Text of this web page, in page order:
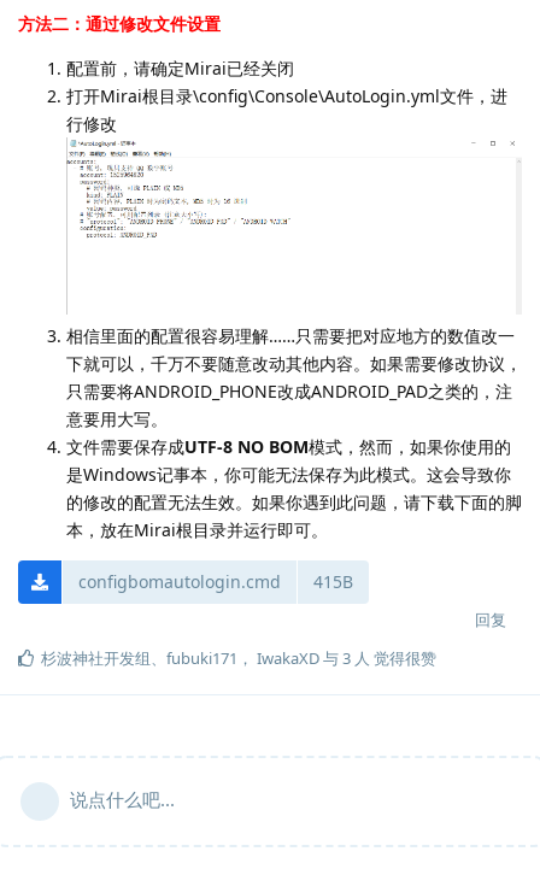
方法二：通过修改文件设置
配置前，请确定Mirai已经关闭
打开Mirai根目录\config\Console\AutoLogin.yml文件，进
行修改
相信里面的配置很容易理解……只需要把对应地方的数值改一
下就可以，千万不要随意改动其他内容。如果需要修改协议，
只需要将ANDROID_PHONE改成ANDROID_PAD之类的，注
意要用大写。
文件需要保存成UTF-8 NO BOM模式，然而，如果你使用的
是Windows记事本，你可能无法保存为此模式。这会导致你
的修改的配置无法生效。如果你遇到此问题，请下载下面的脚
本，放在Mirai根目录并运行即可。
configbomautologin.cmd 415B
回复
杉波神社开发组、 fubuki171 ， IwakaXD与3 人 觉得很赞
说点什么吧...